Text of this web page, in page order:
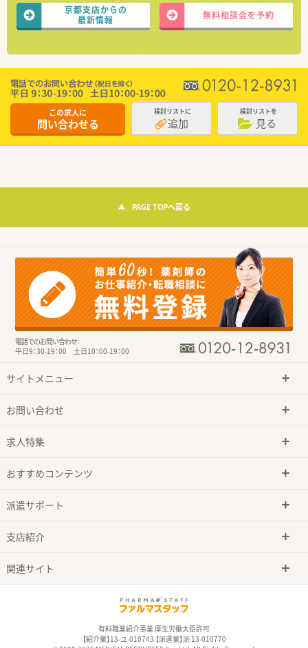
京都支店からの
最新情報
無料相談会を予約
この求人に
問い合わせる
検討リストに
追加
検討リストを
見る
PAGE TOPへ戻る
電話でのお問い合わせ：
平日9：30-19：00 土日10：00-19：00
サイトメニュー
お問い合わせ
求人特集
おすすめコンテンツ
派遣サポート
支店紹介
関連サイト
有料職業紹介事業 厚生労働大臣許可
【紹介業】13-ユ-010743 【派遣業】派 13-010770